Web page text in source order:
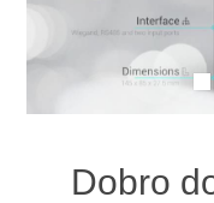
Dobro